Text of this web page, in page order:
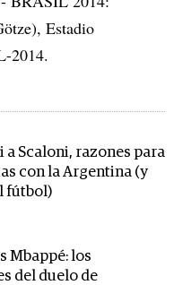
Estadio
2014.
a Scaloni, razones para
con la Argentina (y
fútbol)
Mbappé: los
del duelo de